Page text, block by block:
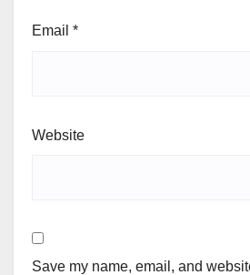
Email *
Website
Save my name, email, and